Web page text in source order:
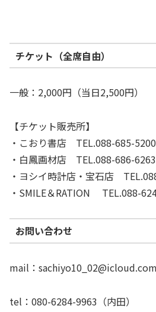
チケット（全席自由）
一般：2,000円（当日2,500円
【チケット販売所】
・こおり書店 TEL.088-685-5200
・白鳳画材店 TEL.088-686-6263
・ヨシイ時計店・宝石店
・SMILE＆RATION TEL.088-
お問い合わせ
mail：sachiyo10_02@icloud.com
tel：080-6284-9963（内田）